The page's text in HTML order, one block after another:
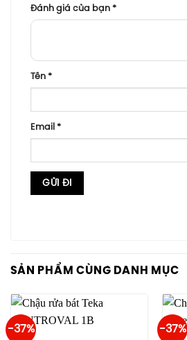
Đánh giá của bạn *
Tên *
Email *
SẢN PHẨM CÙNG DANH MỤC
-37% -37%